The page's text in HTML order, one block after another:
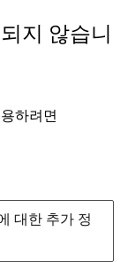
지 않습니
하려면
대한 추가 정